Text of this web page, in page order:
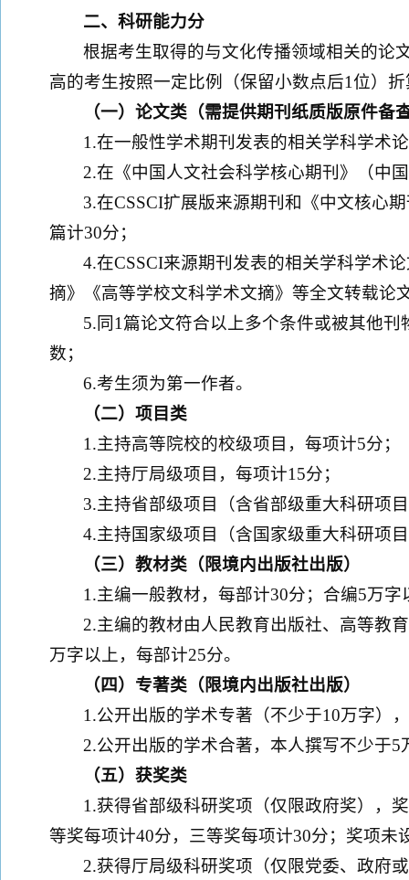
二、科研能力分
根据考生取得的与文化传播领域相关的论
高的考生按照一定比例（保留小数点后1位）
（一）论文类 （需提供期刊纸质版原件备
1.在一般性学术期刊发表的相关学科学术
2.在《中国人文社会科学核心期刊》（中
3.在CSSCI扩展版来源期刊和《中文核心
篇计30分；
4.在CSSCI来源期刊发表的相关学科学术
摘》《高等学校文科学术文摘》等全文转载论
5.同1篇论文符合以上多个条件或被其他
数；
6.考生须为第一作者。
（二）项目类
1.主持高等院校的校级项目，每项计5分；
2.主持厅局级项目，每项计15分；
3.主持省部级项目（含省部级重大科研项
4.主持国家级项目（含国家级重大科研项
（三）教材类（限境内出版社出版）
1.主编一般教材，每部计30分；合编5万
2.主编的教材由人民教育出版社、高等教
万字以上，每部计25分。
（四）专著类（限境内出版社出版）
1.公开出版的学术专著（不少于10万字）
2.公开出版的学术合著，本人撰写不少于5
（五）获奖类
1.获得省部级科研奖项（仅限政府奖），
等奖每项计40分，三等奖每项计30分；奖项未
2.获得厅局级科研奖项（仅限党委、政府